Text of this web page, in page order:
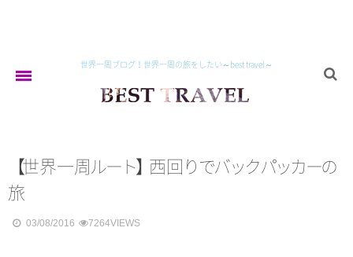
世界一周ブログ！世界一周の旅をしたい～best travel～
about
【世界一周 ルート】 西 回 り でバックパッカーの
旅
03/08/2016 7264VIEWS